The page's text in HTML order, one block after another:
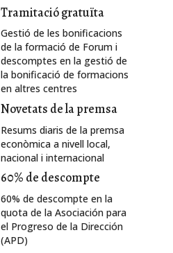
Tramitació gratuïta
Gestió de les bonificacions
de la formació de Forum i
descomptes en la gestió de
la bonificació de formacions
en altres centres
Novetats de la premsa
Resums diaris de la premsa
econòmica a nivell local,
nacional i internacional
60% de descompte
60% de descompte en la
quota de la Asociación para
el Progreso de la Dirección
(APD)